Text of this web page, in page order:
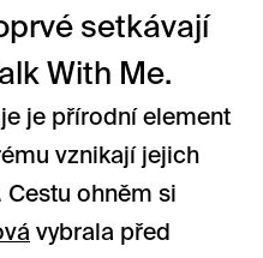
setkávají
With Me.
je přírodní element
vznikají jejich
Cestu ohněm si
vybrala před